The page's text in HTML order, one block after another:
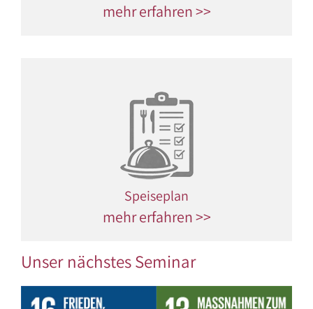
mehr erfahren >>
Speiseplan
mehr erfahren >>
Unser nächstes Seminar